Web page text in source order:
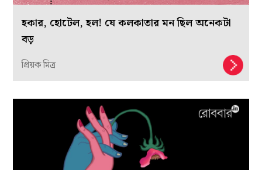
হকার, হোটেল, হল! যে কলকাতার মন ছিল অনেকটা
বড়
প্রিয়ক মিত্র